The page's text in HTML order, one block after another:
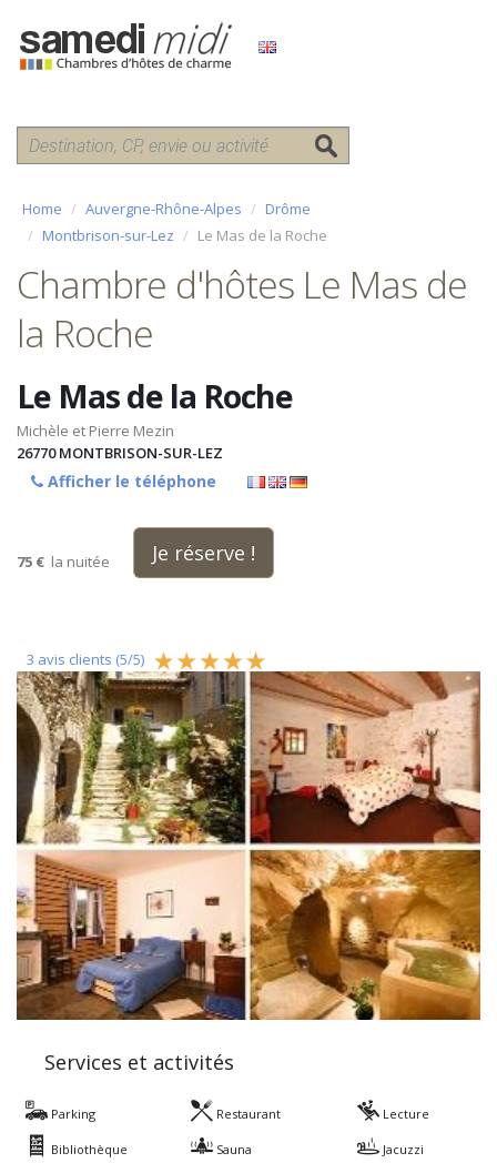
Home Auvergne-Rhône-Alpes
Drôme
Montbrison-sur-Lez
Le Mas de la Roche
Chambre d'hôtes Le Mas de
la Roche
Le Mas de la Roche
Michèle et Pierre Mezin
26770 MONTBRISON-SUR-LEZ
Afficher le téléphone
75 € la nuitée Je réserve !
3 avis clients (5/5)
Services et activités
Parking Restaurant Lecture
Bibliothèque Sauna Jacuzzi